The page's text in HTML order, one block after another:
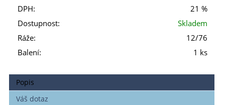
DPH:
21 %
Dostupnost:
Skladem
Ráže:
12/76
Balení:
1 ks
Popis
Váš dotaz